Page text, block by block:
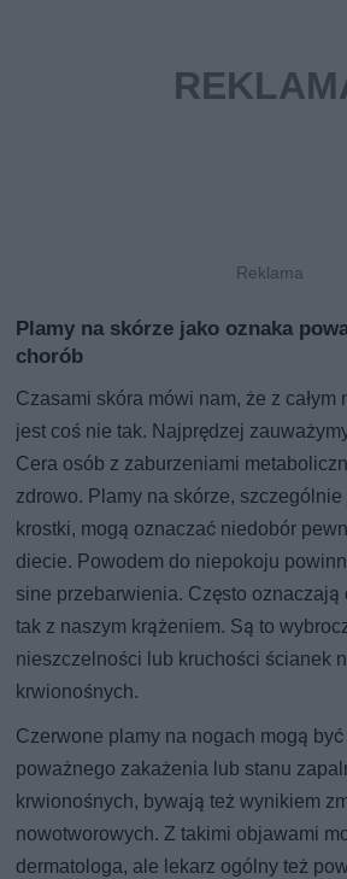
Plamy na skórze jako oznaka
chorób
Czasami skóra mówi nam, że z całym
jest coś nie tak. Najprędzej
Cera osób z zaburzeniami
zdrowo. Plamy na skórze,
krostki, mogą oznaczać niedobór
diecie. Powodem do niepokoju
sine przebarwienia. Często oznaczają
tak z naszym krążeniem. Są to
nieszczelności lub kruchości ścianek
krwionośnych.
Czerwone plamy na nogach mogą
poważnego zakażenia lub stanu
krwionośnych, bywają też wynikiem
nowotworowych. Z takimi objawami
dermatologa, ale lekarz ogólny też